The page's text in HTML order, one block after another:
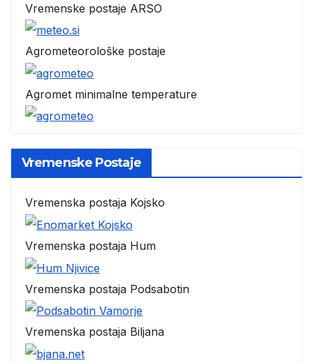
Vremenske postaje ARSO
Agrometeorološke postaje
Agromet minimalne temperature
Vremenske Postaje
Vremenska postaja Kojsko
Vremenska postaja Hum
Vremenska postaja Podsabotin
Vremenska postaja Biljana